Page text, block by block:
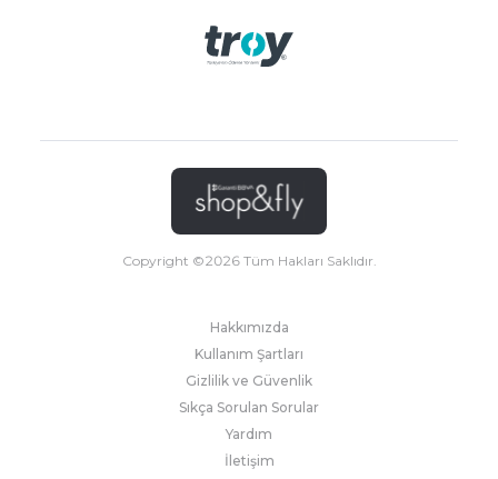
Copyright ©2026Tüm Hakları Saklıdır.
Hakkımızda
Kullanım Şartları
Gizlilik ve Güvenlik
Sıkça Sorulan Sorular
Yardım
İletişim